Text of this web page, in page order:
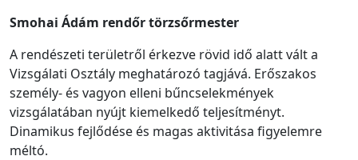
Smohai Ádám rendőrtörzsőrmester
A rendészeti területről érkezve rövid idő alatt vált a
Vizsgálati Osztály meghatározó tagjává. Erőszakos
személy- és vagyon elleni bűncselekmények
vizsgálatában nyújt kiemelkedő teljesítményt.
Dinamikus fejlődése és magas aktivitása figyelemre
méltó.